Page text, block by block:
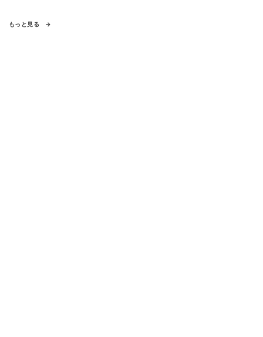
もっと見る